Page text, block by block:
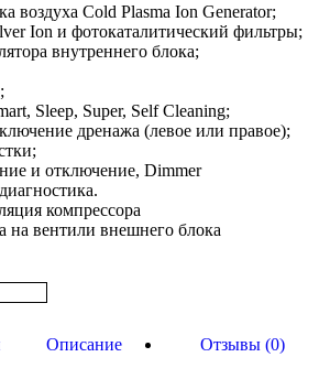
воздуха Cold Plasma Ion Generator;
Ion и фотокаталитический фильтры;
внутреннего блока;
Sleep, Super, Self Cleaning;
дренажа (левое или правое);
и отключение, Dimmer
компрессора
на вентили внешнего блока
Описание Отзывы (0)